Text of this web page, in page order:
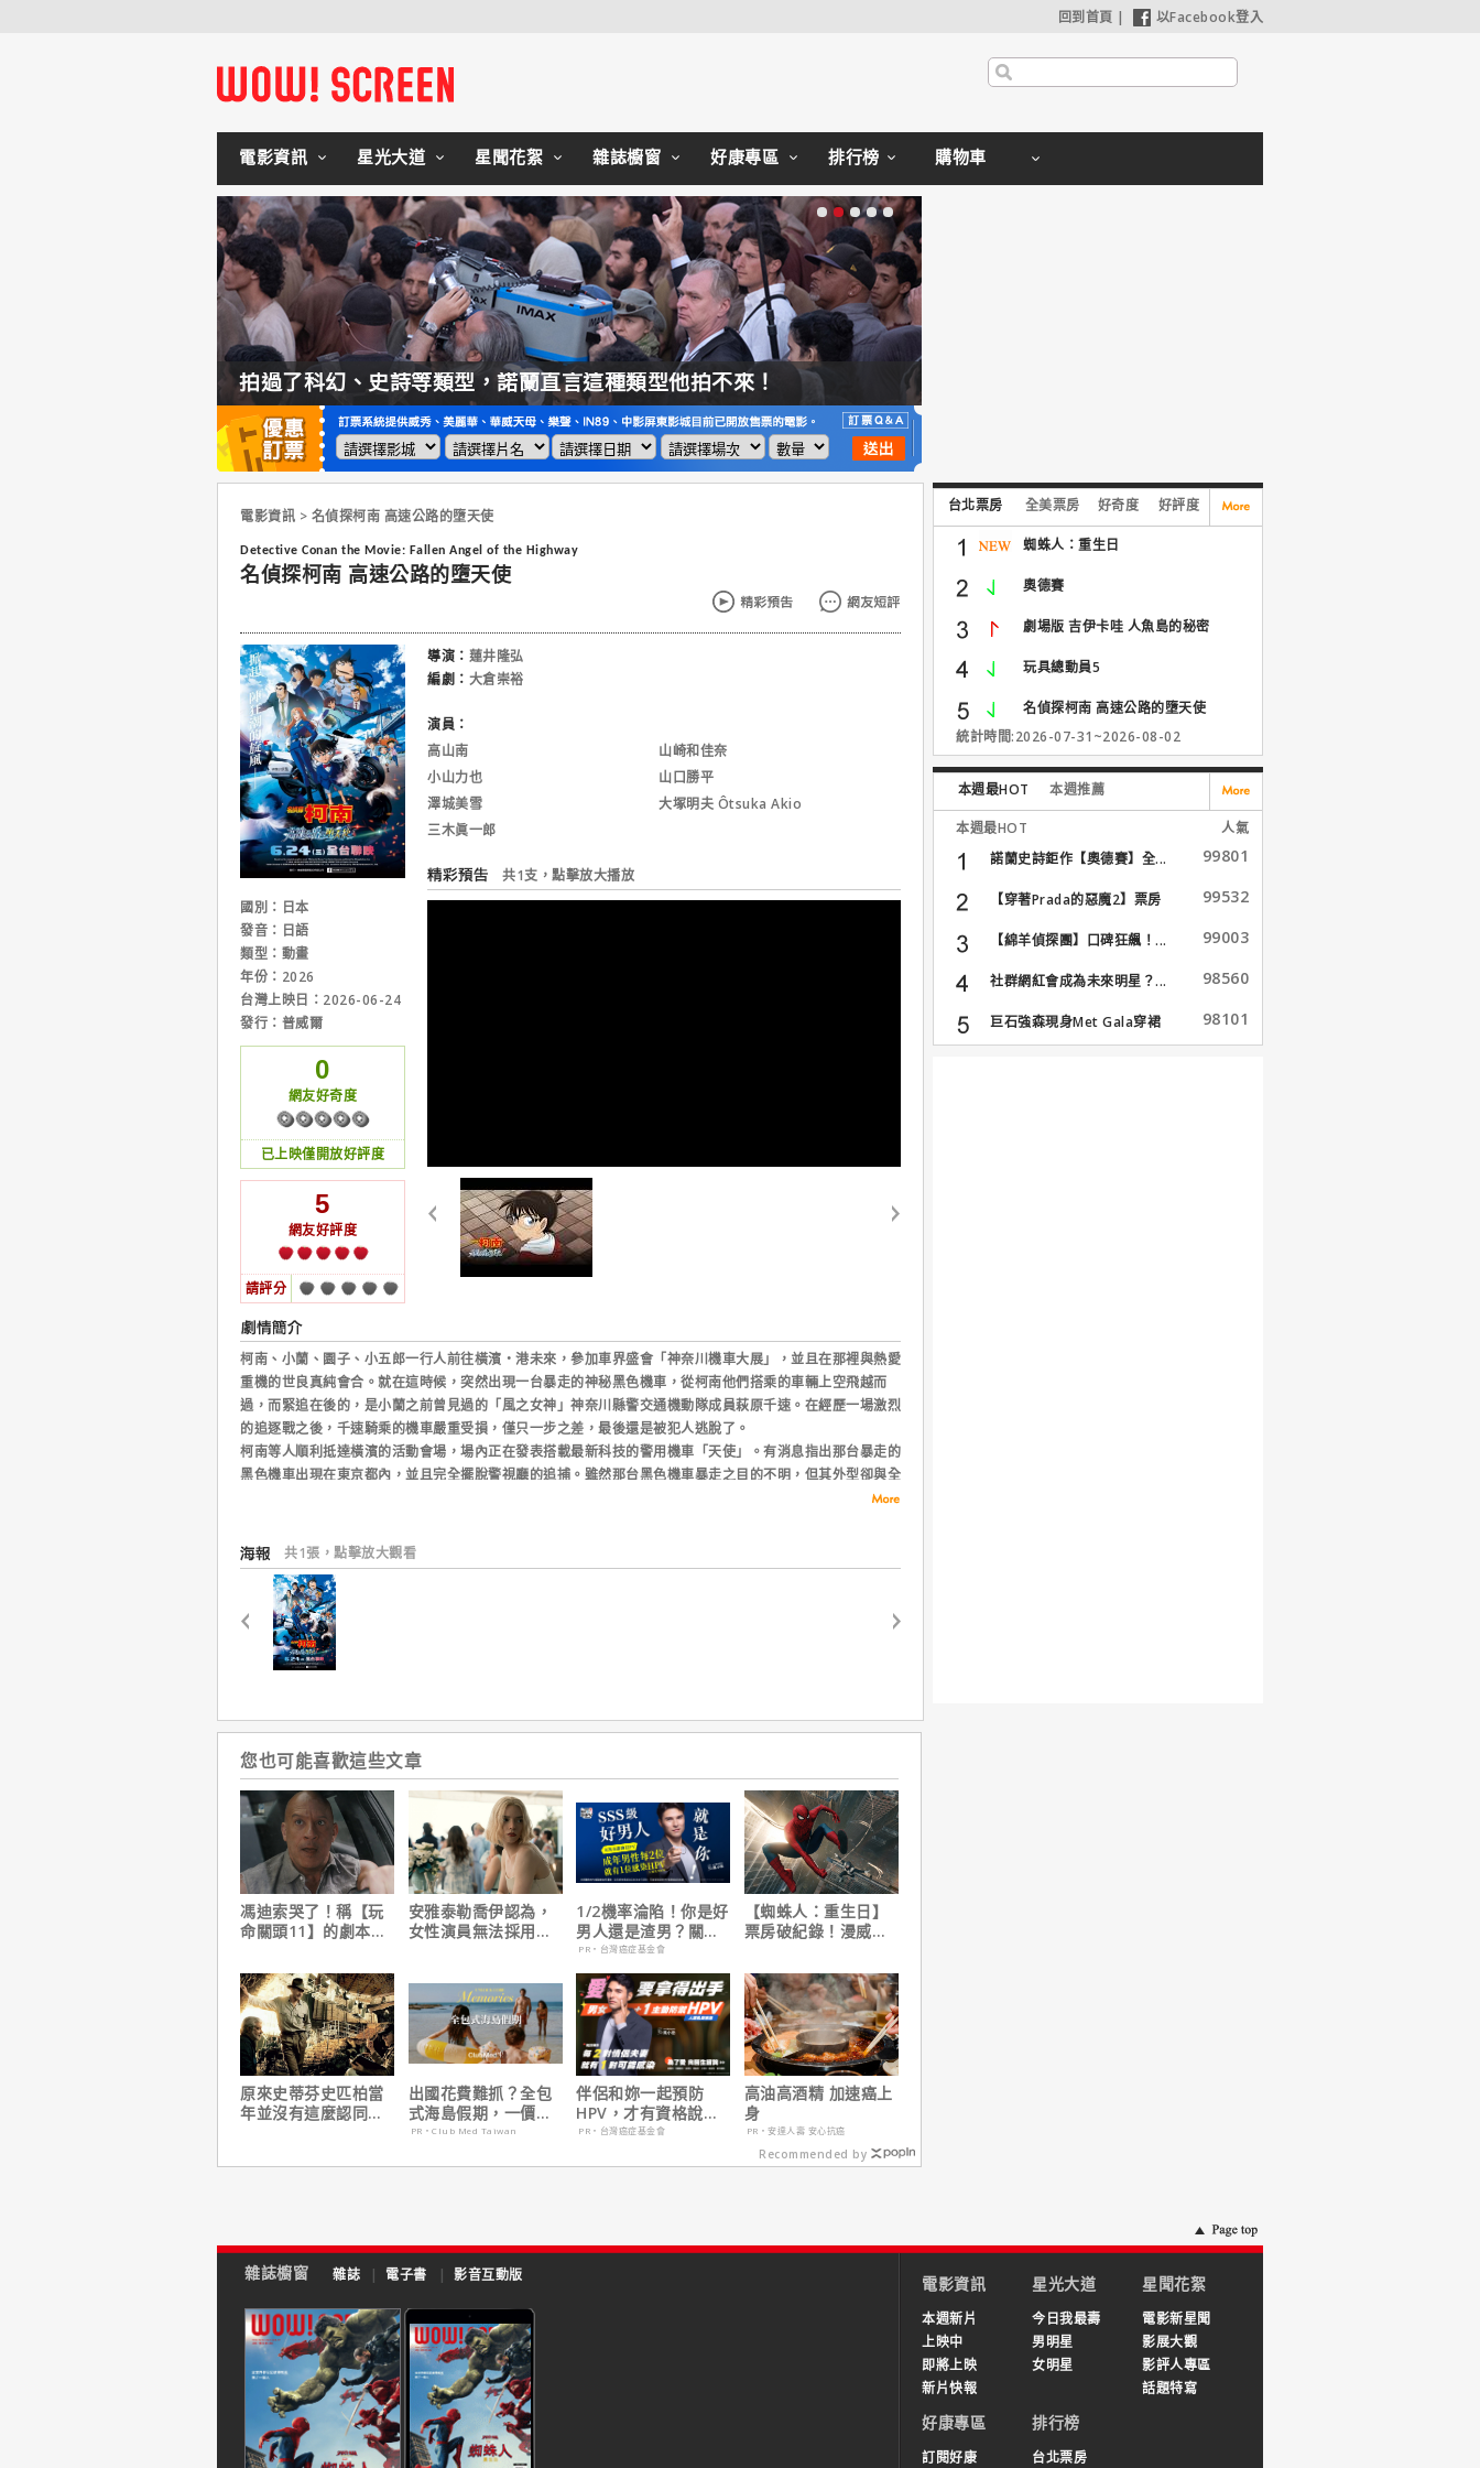
回到首頁 | 以Facebook登入
電影資訊 星光大道 星聞花絮 雜誌櫥窗 好康專區 排行榜 購物車
拍過了科幻、史詩等類型，諾蘭直言這種類型他拍不來！
電影資訊 > 名偵探柯南 高速公路的墮天使
Detective Conan the Movie: Fallen Angel of the Highway
名偵探柯南 高速公路的墮天使
國別：日本
發音：日語
類型：動畫
年份：2026
台灣上映日：2026-06-24
發行：普威爾
0
網友好奇度
已上映僅開放好評度
5
網友好評度
請評分
導演： 蓮井隆弘
編劇： 大倉崇裕
演員：
高山南
山崎和佳奈
小山力也
山口勝平
澤城美雪
大塚明夫 Ôtsuka Akio
三木眞一郎
共1支，點擊放大播放
柯南、小蘭、園子、小五郎一行人前往橫濱‧港未來，參加車界盛會「神奈川機車大展」，並且在那裡與熱愛
重機的世良真純會合。就在這時候，突然出現一台暴走的神秘黑色機車，從柯南他們搭乘的車輛上空飛越而
過，而緊追在後的，是小蘭之前曾見過的「風之女神」神奈川縣警交通機動隊成員萩原千速。在經歷一場激烈
的追逐戰之後，千速騎乘的機車嚴重受損，僅只一步之差，最後還是被犯人逃脫了。
柯南等人順利抵達橫濱的活動會場，場內正在發表搭載最新科技的警用機車「天使」。有消息指出那台暴走的
黑色機車出現在東京都內，並且完全擺脫警視廳的追捕。雖然那台黑色機車暴走之目的不明，但其外型卻與全
記憶……
風之女神VS黑暗墮天使
掀起一陣狂潮的旋風，史上最速極限之戰，即將引爆！！
共1張，點擊放大觀看
您也可能喜歡這些文章
馮迪索哭了！稱【玩
命關頭11】的劇本是
安雅泰勒喬伊認為，
女性演員無法採用方
1/2機率淪陷！你是好
男人還是渣男？關鍵
在這
PR・台灣癌症基金會
【蜘蛛人：重生日】
票房破紀錄！漫威總
讚！
原來史蒂芬史匹柏當
年並沒有這麼認同
出國花費難抓？全包
式海島假期，一價搞
定食宿玩樂，省錢更
PR・Club Med Taiwan
伴侶和妳一起預防
HPV，才有資格說愛
妳！
PR・台灣癌症基金會
高油高酒精 加速癌上
身
PR・安達人壽 安心抗癌
Recommended by
台北票房 全美票房 好奇度 好評度
蜘蛛人：重生日
奧德賽
劇場版 吉伊卡哇 人魚島的秘密
玩具總動員5
名偵探柯南 高速公路的墮天使
統計時間:2026-07-31~2026-08-02
本週最HOT 本週推薦
本週最HOT
人氣
諾蘭史詩鉅作【奧德賽】全...
99801
【穿著Prada的惡魔2】票房
99532
【綿羊偵探團】口碑狂飆！... 99003
社群網紅會成為未來明星？... 98560
巨石強森現身Met Gala穿裙
子...
98101
雜誌櫥窗 雜誌 | 電子書 | 影音互動版 電影資訊
本週新片
上映中
即將上映
新片快報
星光大道
今日我最壽
男明星
女明星
星聞花絮
電影新星聞
影展大觀
影評人專區
話題特寫
好康專區
訂閱好康
排行榜
台北票房